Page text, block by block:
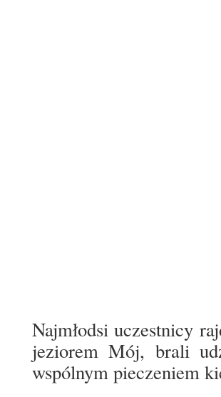
Najmłodsi uczestnicy
jeziorem Mój, brali
wspólnym pieczeniem